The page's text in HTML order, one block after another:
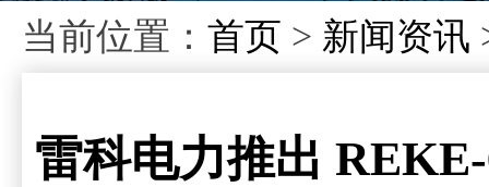
当前位置： 首页 > 新闻资讯
雷科电力推出